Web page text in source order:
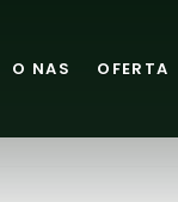
O NAS OFERTA